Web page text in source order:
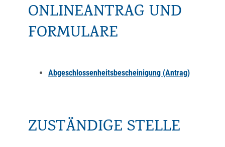
ONLINEANTRAG UND
FORMULARE
Abgeschlossenheitsbescheinigung (Antrag)
ZUSTÄNDIGE STELLE